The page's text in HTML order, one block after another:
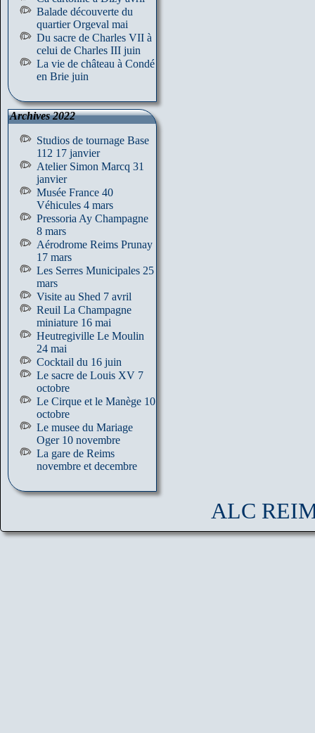
Balade découverte du
quartier Orgeval mai
Du sacre de Charles VII à
celui de Charles III juin
La vie de château à Condé
en Brie juin
Archives 2022
Studios de tournage Base
112 17 janvier
Atelier Simon Marcq 31
janvier
Musée France 40
Véhicules 4 mars
Pressoria Ay Champagne
8 mars
Aérodrome Reims Prunay
17 mars
Les Serres Municipales 25
mars
Visite au Shed 7 avril
Reuil La Champagne
miniature 16 mai
Heutregiville Le Moulin
24 mai
Cocktail du 16 juin
Le sacre de Louis XV 7
octobre
Le Cirque et le Manège 10
octobre
Le musee du Mariage
Oger 10 novembre
La gare de Reims
novembre et decembre
ALC